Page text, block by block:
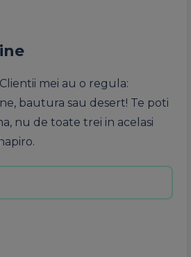
mei au o regula:
bautura sau desert! Te poti
nu de toate trei in acelasi